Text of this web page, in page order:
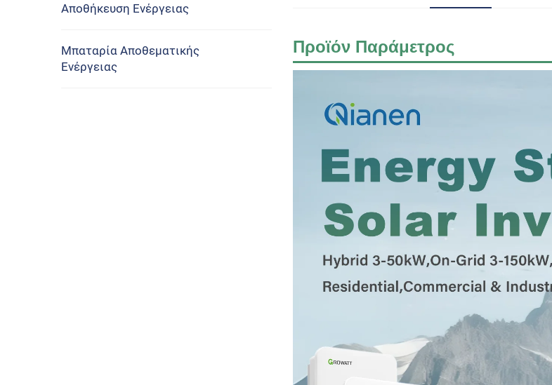
Αποθήκευση Ενέργειας
Μπαταρία Αποθεματικής
Ενέργειας
Προϊόν Παράμετρος